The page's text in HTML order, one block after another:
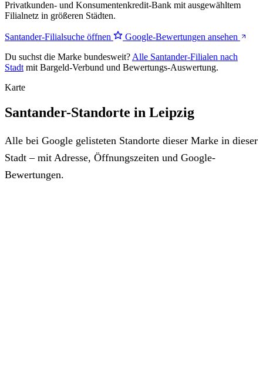
Privatkunden- und Konsumentenkredit-Bank mit ausgewähltem
Filialnetz in größeren Städten.
Santander-Filialsuche öffnen
Google-Bewertungen ansehen
Du suchst die Marke bundesweit? Alle Santander-Filialen nach
Stadt mit Bargeld-Verbund und Bewertungs-Auswertung.
Karte
Santander-Standorte in Leipzig
Alle bei Google gelisteten Standorte dieser Marke in dieser
Stadt – mit Adresse, Öffnungszeiten und Google-
Bewertungen.